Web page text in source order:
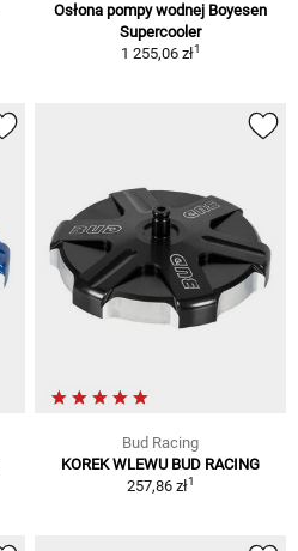
Osłona pompy wodnej Boyesen
Supercooler
1 255,06 zł1
Bud Racing
KOREK WLEWU BUD RACING
257,86 zł1